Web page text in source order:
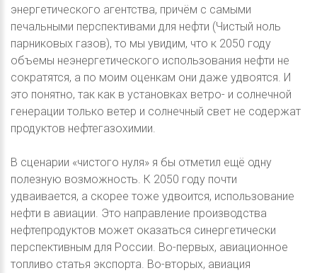
энергетического агентства, причём с самыми
печальными перспективами для нефти (Чистый ноль
парниковых газов), то мы увидим, что к 2050 году
объемы неэнергетического использования нефти не
сократятся, а по моим оценкам они даже удвоятся. И
это понятно, так как в установках ветро- и солнечной
генерации только ветер и солнечный свет не содержат
продуктов нефтегазохимии.
В сценарии «чистого нуля» я бы отметил ещё одну
полезную возможность. К 2050 году почти
удваивается, а скорее тоже удвоится, использование
нефти в авиации. Это направление производства
нефтепродуктов может оказаться синергетически
перспективным для России. Во-первых, авиационное
топливо статья экспорта. Во-вторых, авиация